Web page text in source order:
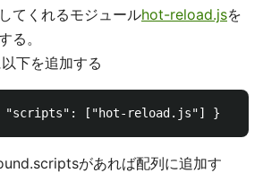
てくれるモジュールhot-reload.jsを
る。
下を追加する
があれば配列に追加す